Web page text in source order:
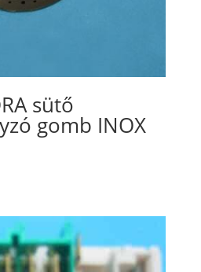
sütő
gomb INOX